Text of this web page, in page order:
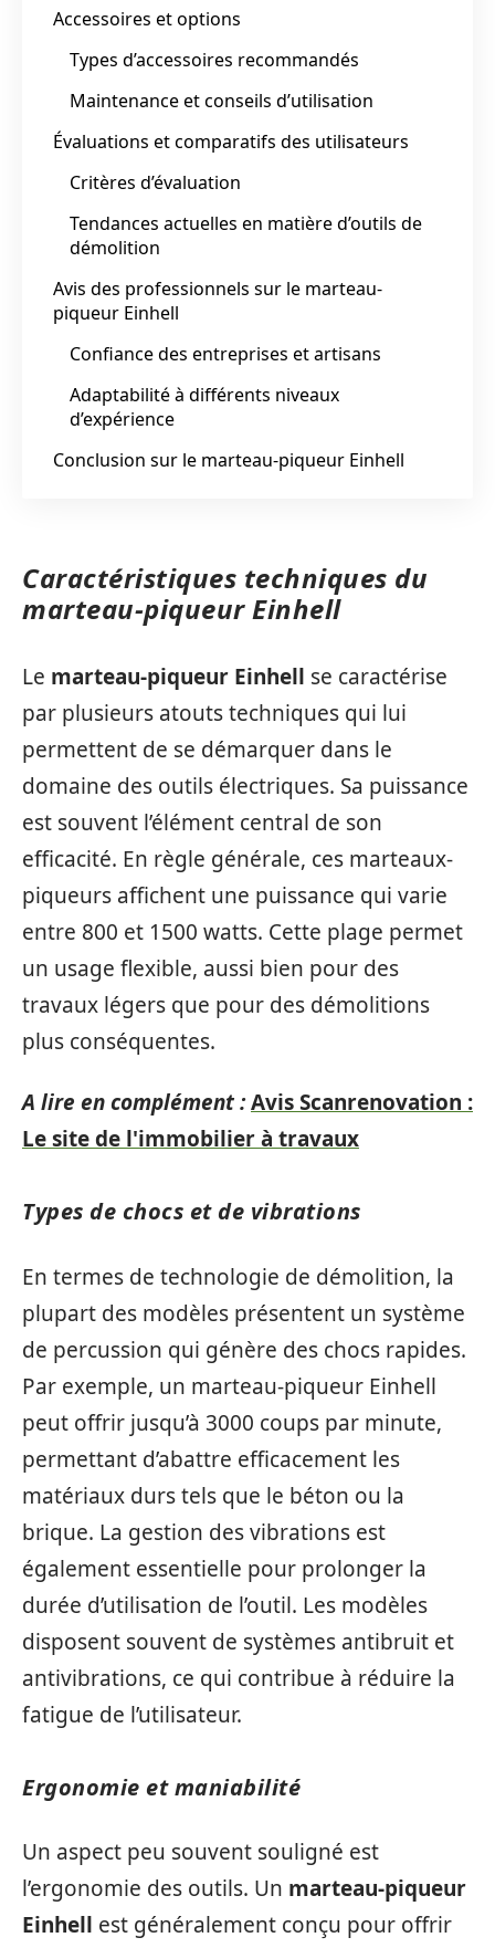
Accessoires et options
Types d’accessoires recommandés
Maintenance et conseils d’utilisation
Évaluations et comparatifs des utilisateurs
Critères d’évaluation
Tendances actuelles en matière d’outils de
démolition
Avis des professionnels sur le marteau-
piqueur Einhell
Confiance des entreprises et artisans
Adaptabilité à différents niveaux
d’expérience
Conclusion sur le marteau-piqueur Einhell
Caractéristiques techniques du
marteau-piqueur Einhell
Le marteau-piqueur Einhell se caractérise
par plusieurs atouts techniques qui lui
permettent de se démarquer dans le
domaine des outils électriques. Sa puissance
est souvent l’élément central de son
efficacité. En règle générale, ces marteaux-
piqueurs affichent une puissance qui varie
entre 800 et 1500 watts. Cette plage permet
un usage flexible, aussi bien pour des
travaux légers que pour des démolitions
plus conséquentes.
A lire en complément :Avis Scanrenovation :
Le site de l'immobilier à travaux
Types de chocs et de vibrations
En termes de technologie de démolition, la
plupart des modèles présentent un système
de percussion qui génère des chocs rapides.
Par exemple, un marteau-piqueur Einhell
peut offrir jusqu’à 3000 coups par minute,
permettant d’abattre efficacement les
matériaux durs tels que le béton ou la
brique. La gestion des vibrations est
également essentielle pour prolonger la
durée d’utilisation de l’outil. Les modèles
disposent souvent de systèmes antibruit et
antivibrations, ce qui contribue à réduire la
fatigue de l’utilisateur.
Ergonomie et maniabilité
Un aspect peu souvent souligné est
l’ergonomie des outils. Un marteau-piqueur
Einhell est généralement conçu pour offrir